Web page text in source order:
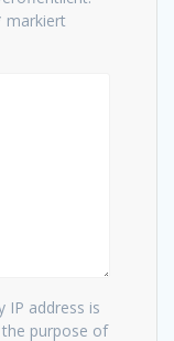
markiert
IP address is
purpose of